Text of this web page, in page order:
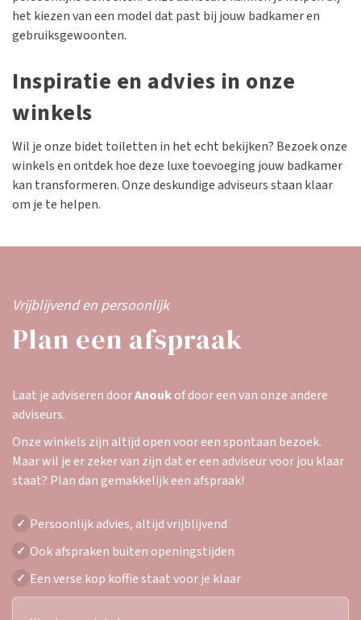
het kiezen van een model dat past bij jouw badkamer en
gebruiksgewoonten.
Inspiratie en advies in onze
winkels
Wil je onze bidet toiletten in het echt bekijken? Bezoek onze
winkels en ontdek hoe deze luxe toevoeging jouw badkamer
kan transformeren. Onze deskundige adviseurs staan klaar
om je te helpen.
Vrijblijvend en persoonlijk
Plan een afspraak
Laat je adviseren doorAnoukof door een van onze andere
adviseurs.
Onze winkels zijn altijd open voor een spontaan bezoek.
Maar wil je er zeker van zijn dat er een adviseur voor jou klaar
staat? Plan dan gemakkelijk een afspraak!
✓ Persoonlijk advies, altijd vrijblijvend
✓ Ook afspraken buiten openingstijden
✓ Een verse kop koffie staat voor je klaar